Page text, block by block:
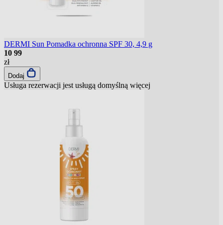
DERMI Sun Pomadka ochronna SPF 30, 4,9 g
10 99
zł
Dodaj
Usługa rezerwacji jest usługą domyślną więcej